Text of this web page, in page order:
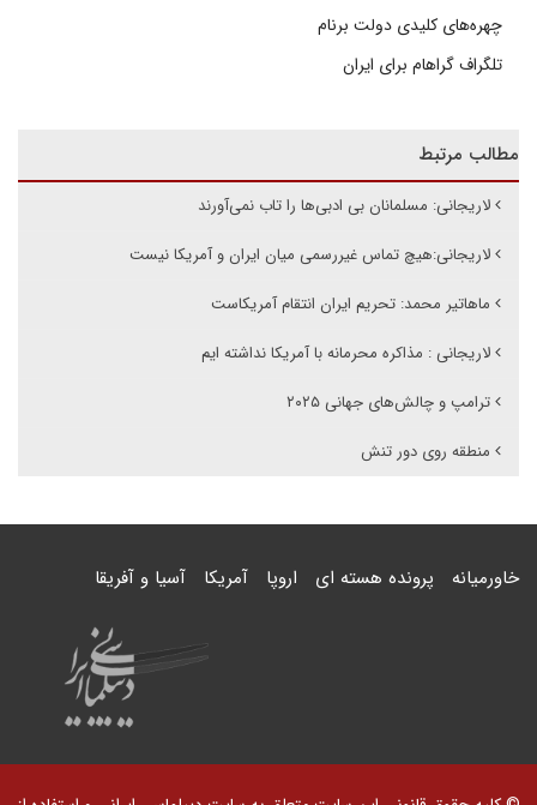
چهره‌های کلیدی دولت برنام
تلگراف گراهام برای ایران
مطالب مرتبط
لاریجانی: مسلمانان بی ادبی‌ها را تاب نمی‌آورند
لاریجانی:هیچ تماس‌ غیررسمی میان ایران و آمریکا نیست
ماهاتیر محمد: تحریم‌ ایران انتقام آمریکاست
لاریجانی : مذاکره محرمانه با آمریکا نداشته ایم
ترامپ و چالش‌های جهانی ۲۰۲۵
منطقه روی دور تنش
خاورمیانه پرونده هسته ای اروپا آمریکا آسیا و آفریقا